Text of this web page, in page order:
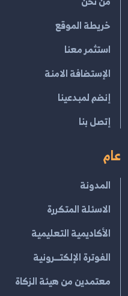
خريطة الموقع
استثمر معنا
الإستضافة الامنة
إنضم لمبدعينا
إتصل بنا
عام
المدونة
الاسئلة المتكررة
الأكاديمية التعليمية
الفوترة الإلكتــرونية
معتمدين من هيئة الزكاة